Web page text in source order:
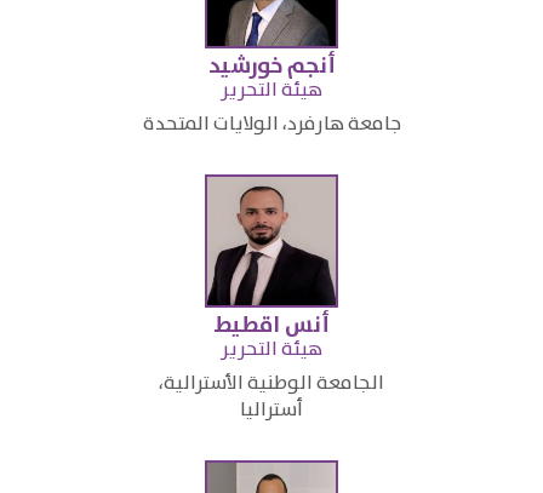
أنجم خورشيد
​هيئة التحرير​
جامعة هارفرد، الولايات المتحدة​
أنس اقطيط
هيئة التحرير
الجامعة الوطنية الأسترالية،
أستراليا​